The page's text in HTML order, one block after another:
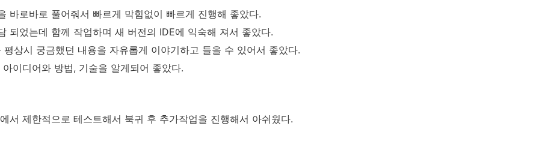
바로바로 풀어줘서 빠르게 막힘없이 빠르게 진행해 좋았다.
되었는데 함께 작업하며 새 버전의 IDE에 익숙해 져서 좋았다.
평상시 궁금했던 내용을 자유롭게 이야기하고 들을 수 있어서 좋았다.
이디어와 방법, 기술을 알게되어 좋았다.
서 제한적으로 테스트해서 북귀 후 추가작업을 진행해서 아쉬웠다.